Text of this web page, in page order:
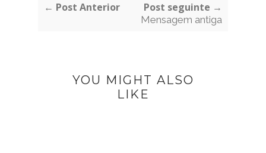
← Post Anterior Post seguinte →
Mensagem antiga
YOU MIGHT ALSO
LIKE